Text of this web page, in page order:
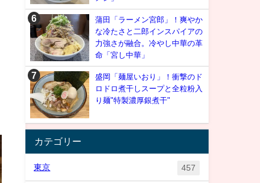
蒲田「ラーメン宮郎」！爽やか
な冷たさと二郎インスパイアの
力強さが融合。冷やし中華の革
命「宮し中華」
盛岡「麺屋いおり」！衝撃のド
ロドロ煮干しスープと全粒粉入
り麺"特製濃厚銀煮干"
カテゴリー
東京 457